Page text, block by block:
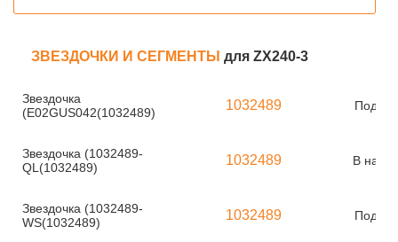
ЗВЕЗДОЧКИ И СЕГМЕНТЫ для ZX240-3
Звездочка
(E02GUS042(1032489)
1032489 Под
Звездочка (1032489-
QL(1032489)
1032489 В
Звездочка (1032489-
WS(1032489)
1032489 Под